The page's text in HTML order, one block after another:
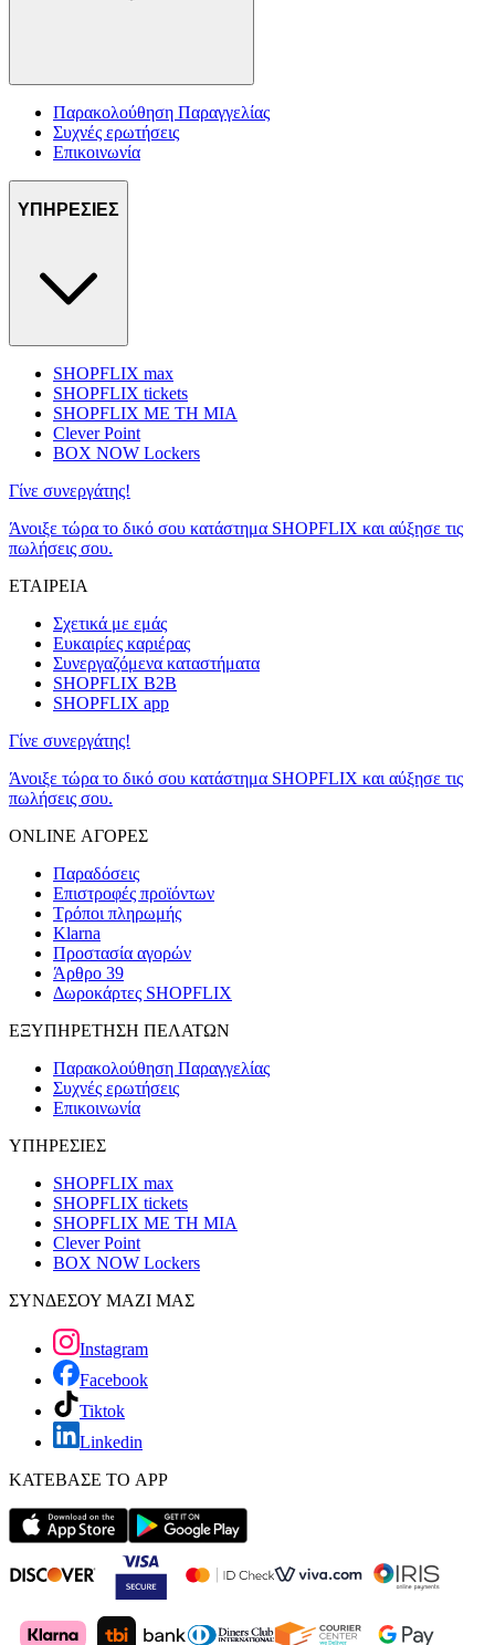
Παρακολούθηση Παραγγελίας
Συχνές ερωτήσεις
Επικοινωνία
ΥΠΗΡΕΣΙΕΣ
SHOPFLIX max
SHOPFLIX tickets
SHOPFLIX ΜΕ ΤΗ ΜΙΑ
Clever Point
BOX NOW Lockers
Γίνε συνεργάτης!
Άνοιξε τώρα το δικό σου κατάστημα SHOPFLIX και αύξησε τις
πωλήσεις σου.
ΕΤΑΙΡΕΙΑ
Σχετικά με εμάς
Ευκαιρίες καριέρας
Συνεργαζόμενα καταστήματα
SHOPFLIX B2B
SHOPFLIX app
Γίνε συνεργάτης!
Άνοιξε τώρα το δικό σου κατάστημα SHOPFLIX και αύξησε τις
πωλήσεις σου.
ONLINE ΑΓΟΡΕΣ
Παραδόσεις
Επιστροφές προϊόντων
Τρόποι πληρωμής
Klarna
Προστασία αγορών
Άρθρο 39
Δωροκάρτες SHOPFLIX
ΕΞΥΠΗΡΕΤΗΣΗ ΠΕΛΑΤΩΝ
Παρακολούθηση Παραγγελίας
Συχνές ερωτήσεις
Επικοινωνία
ΥΠΗΡΕΣΙΕΣ
SHOPFLIX max
SHOPFLIX tickets
SHOPFLIX ΜΕ ΤΗ ΜΙΑ
Clever Point
BOX NOW Lockers
ΣΥΝΔΕΣΟΥ ΜΑΖΙ ΜΑΣ
Instagram
Facebook
Tiktok
Linkedin
ΚΑΤΕΒΑΣΕ ΤΟ APP